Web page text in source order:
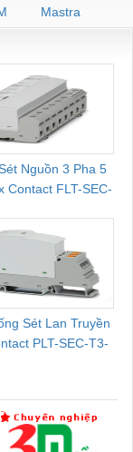
Mastra
Nguồn 3 Pha 5
Contact FLT-SEC-
Sét Lan Truyền
PLT-SEC-T3-